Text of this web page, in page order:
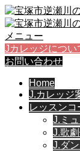
メニュー
Jカレッジについ
お問い合わせ
Home
J.カレッジ
レッスンコ
J.ミ
J.歌
J.ダ